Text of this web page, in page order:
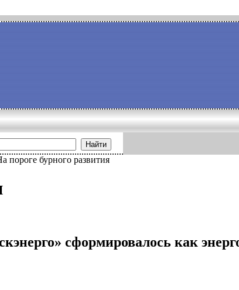
Найти
пороге бурного развития
сформировалось как